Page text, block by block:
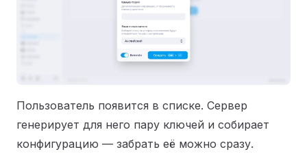
Пользователь появится в списке. Сервер
генерирует для него пару ключей и собирает
конфигурацию — забрать её можно сразу.